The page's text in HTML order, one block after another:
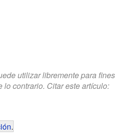
utilizar libremente para fines
contrario. Citar este artículo:
.